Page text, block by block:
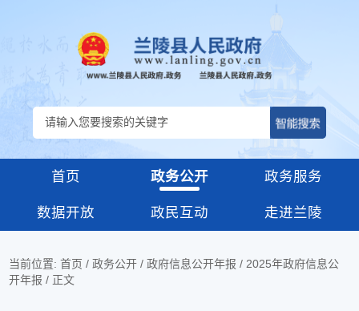
首页 政务公开 政务服务
数据开放 政民互动 走进兰陵
当前位置:首页 /政务公开 /政府信息公开年报 /2025年政府信息公
开年报 / 正文